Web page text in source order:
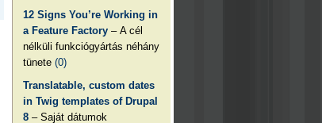
12 Signs You’re Working in
a Feature Factory – A cél
nélküli funkciógyártás néhány
tünete(0)
Translatable, custom dates
in Twig templates of Drupal
8 – Saját dátumok